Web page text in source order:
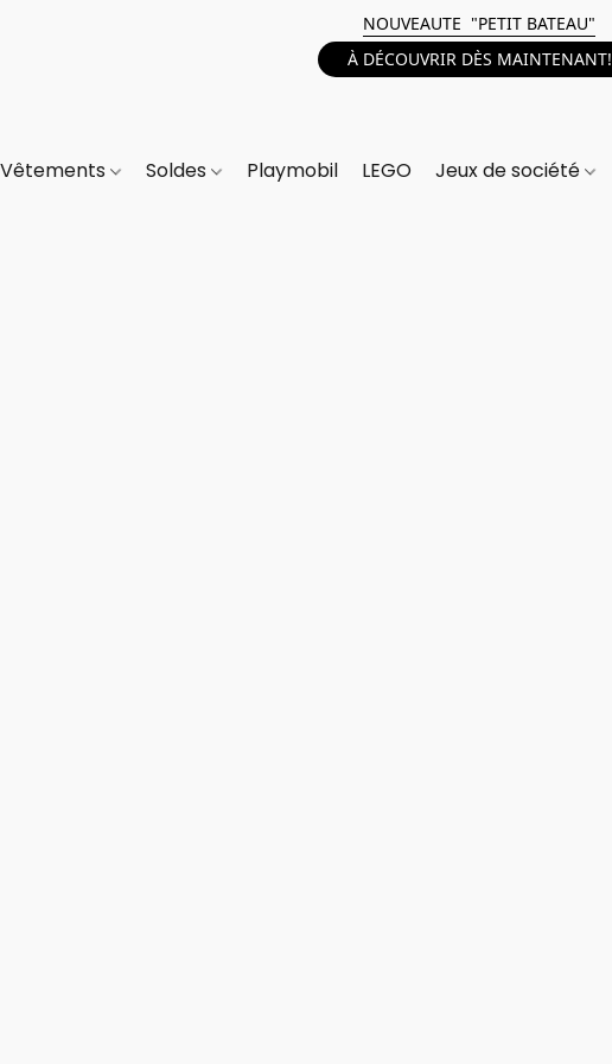
NOUVEAUTE "PETIT BATEAU"
À DÉCOUVRIR DÈS MAINTENANT!
Vêtements Soldes Playmobil LEGO Jeux de société